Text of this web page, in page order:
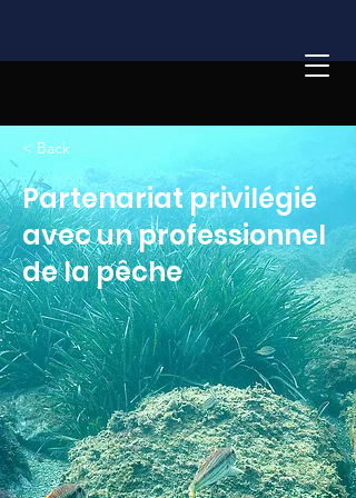
< Back
Partenariat privilégié
avec un professionnel
de la pêche